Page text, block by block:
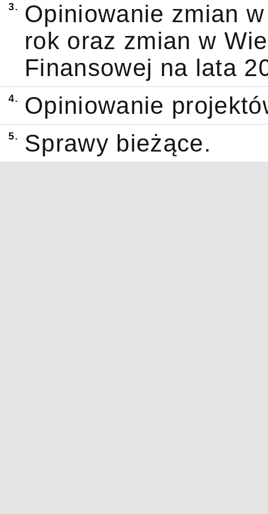
3.
Opiniowanie zmian
rok oraz zmian w
Finansowej na lata
4. Opiniowanie
5. Sprawy bieżące.